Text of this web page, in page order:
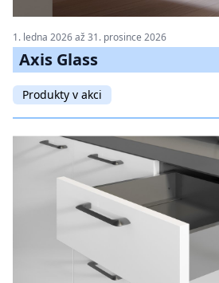
1. ledna 2026 až 31. prosince 2026
Axis Glass
Produkty v akci